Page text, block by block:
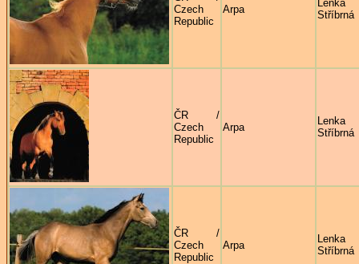
Czech
Republic
Arpa
Lenka
Stříbrná
ČR /
Czech
Republic
Arpa
Lenka
Stříbrná
ČR /
Czech
Republic
Arpa
Lenka
Stříbrná